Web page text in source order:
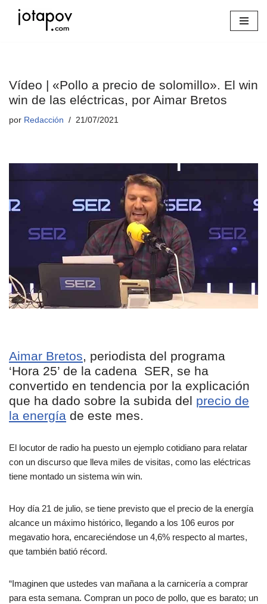
Vídeo | «Pollo a precio de solomillo». El win
win de las eléctricas, por Aimar Bretos
por Redacción 21/07/2021
Aimar Bretos, periodista del programa
‘Hora 25’ de la cadena SER, se ha
convertido en tendencia por la explicación
que ha dado sobre la subida del precio de
la energía de este mes.
El locutor de radio ha puesto un ejemplo cotidiano para relatar
con un discurso que lleva miles de visitas, como las eléctricas
tiene montado un sistema win win.
Hoy día 21 de julio, se tiene previsto que el precio de la energía
alcance un máximo histórico, llegando a los 106 euros por
megavatio hora, encareciéndose un 4,6% respecto al martes,
que también batió récord.
“Imaginen que ustedes van mañana a la carnicería a comprar
para esta semana. Compran un poco de pollo, que es barato; un